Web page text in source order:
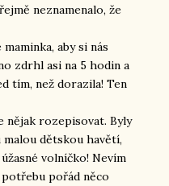
neznamenalo, že
aby si nás
zdrhl asi na 5 hodin a
tím, než dorazila! Ten
nějak rozepisovat. Byly
dětskou havětí,
volníčko! Nevím
potřebu pořád něco